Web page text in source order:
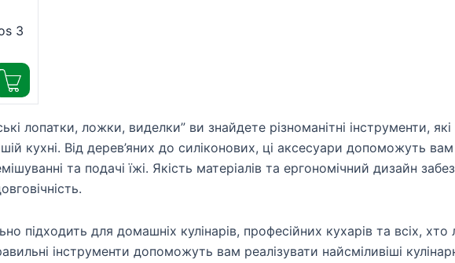
3
лопатки, ложки, виделки” ви знайдете різноманітні інструменти,
кухні. Від дерев’яних до силіконових, ці аксесуари допоможуть
та подачі їжі. Якість матеріалів та ергономічний дизайн
підходить для домашніх кулінарів, професійних кухарів та всіх,
інструменти допоможуть вам реалізувати найсміливіші